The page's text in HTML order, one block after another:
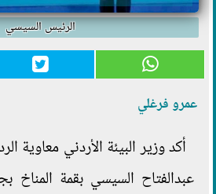
الرئيس السيسي
عمرو فرغلي
أكد وزير البيئة الأردني معاوية
عبدالفتاح السيسي بقمة